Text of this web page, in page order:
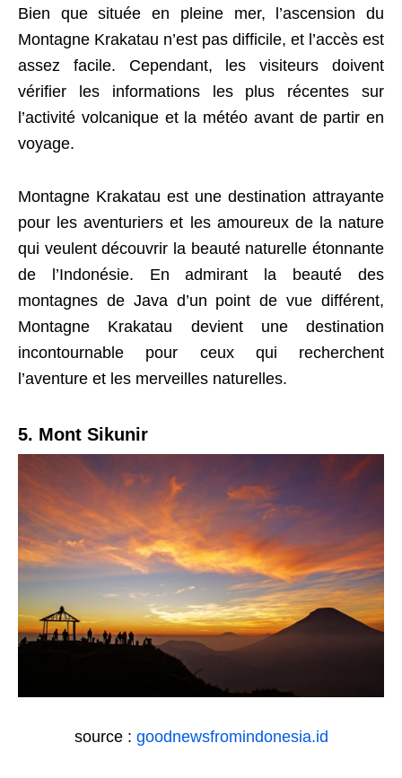
Bien que située en pleine mer, l’ascension du
Montagne Krakatau n’est pas difficile, et l’accès est
assez facile. Cependant, les visiteurs doivent
vérifier les informations les plus récentes sur
l’activité volcanique et la météo avant de partir en
voyage.
Montagne Krakatau est une destination attrayante
pour les aventuriers et les amoureux de la nature
qui veulent découvrir la beauté naturelle étonnante
de l’Indonésie. En admirant la beauté des
montagnes de Java d’un point de vue différent,
Montagne Krakatau devient une destination
incontournable pour ceux qui recherchent
l’aventure et les merveilles naturelles.
5. Mont Sikunir
source : goodnewsfromindonesia.id